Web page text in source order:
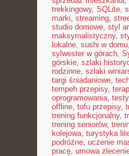
trekkingowy, SQLite,
marki, streaming,
studio domowe, styl
maksymalistyczny,
lokalne, sushi w domu,
sylwester w górach,
górskie, szlaki
rodzinne, szlaki
targi śniadaniowe,
tempeh przepisy,
oprogramowania,
offline, tofu przepisy,
trening funkcjonalny,
trening seniorów,
kolejowa, turystyka
podróżne, uczenie
pracę, umowa